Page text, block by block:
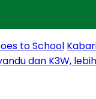
to School
dan K3W,